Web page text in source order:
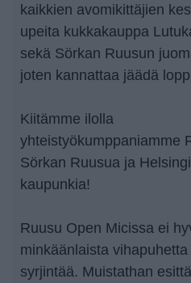
kaikkien avomikittäjien
upeita kukkakauppa
sekä Sörkan Ruusun
joten kannattaa jäädä
Kiitämme ilolla
yhteistyökumppaniamme
Sörkan Ruusua ja
kaupunkia!
Ruusu Open Micissa ei
minkäänlaista vihapuhetta
syrjintää. Muistathan